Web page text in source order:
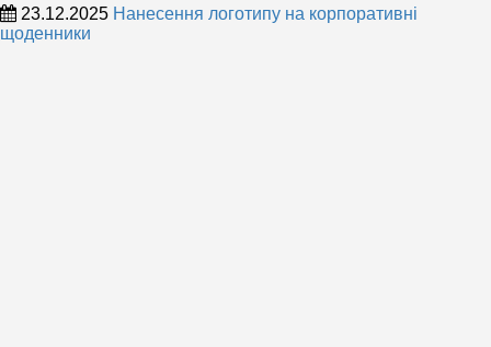
23.12.2025 Нанесення логотипу на корпоративні
щоденники